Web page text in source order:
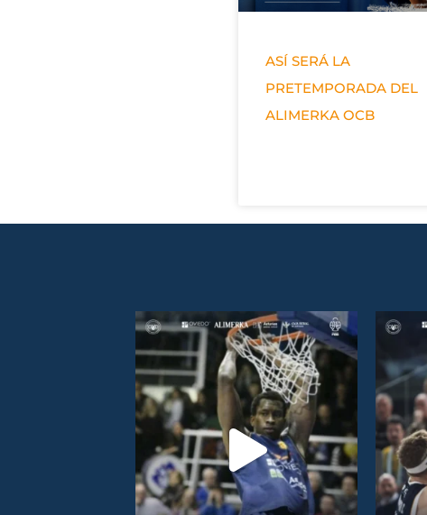
ASÍ SERÁ LA
PRETEMPORADA DEL
ALIMERKA OCB